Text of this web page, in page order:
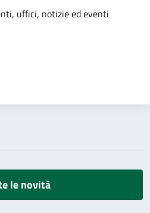
uffici, notizie ed eventi
le novità